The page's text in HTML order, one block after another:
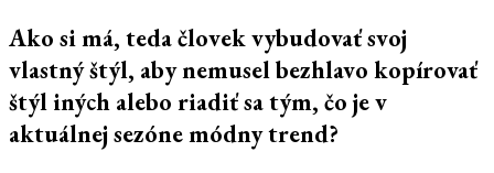
Ako si má, teda človek vybudovať svoj
vlastný štýl, aby nemusel bezhlavo kopírovať
štýl iných alebo riadiť sa tým, čo je v
aktuálnej sezóne módny trend?